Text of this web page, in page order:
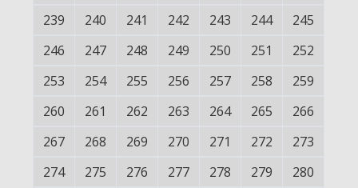
239
240 241 242 243 244
245
246
247 248 249 250 251
252
253
254 255 256 257 258
259
260
261 262 263 264 265
266
267
268 269 270 271 272
273
274
275 276 277 278 279
280